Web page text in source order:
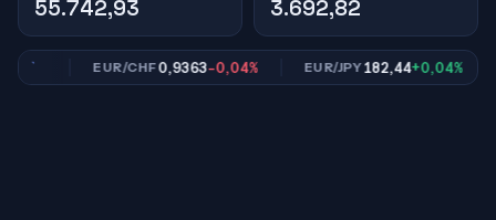
55.742,93 3.692,82
EUR/CHF0,9363-0,04% EUR/JPY182,44+0,04%